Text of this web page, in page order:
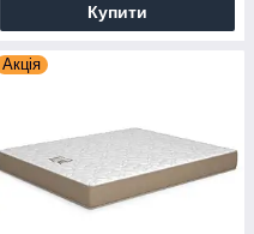
Купити
Акція